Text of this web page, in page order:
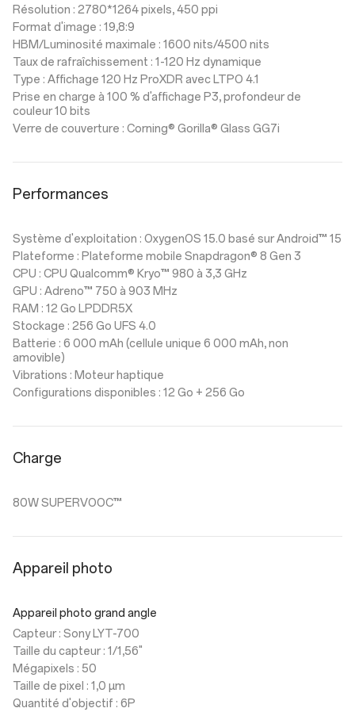
Résolution : 2780*1264 pixels, 450 ppi
Format d'image : 19,8:9
HBM/Luminosité maximale : 1600 nits/4500 nits
Taux de rafraîchissement : 1-120 Hz dynamique
Type : Affichage 120 Hz ProXDR avec LTPO 4.1
Prise en charge à 100 % d'affichage P3, profondeur de
couleur 10 bits
Verre de couverture : Corning® Gorilla® Glass GG7i
Performances
Système d'exploitation : OxygenOS 15.0 basé sur Android™ 15
Plateforme : Plateforme mobile Snapdragon® 8 Gen 3
CPU : CPU Qualcomm® Kryo™ 980 à 3,3 GHz
GPU : Adreno™ 750 à 903 MHz
RAM : 12 Go LPDDR5X
Stockage : 256 Go UFS 4.0
Batterie : 6 000 mAh (cellule unique 6 000 mAh, non
amovible)
Vibrations : Moteur haptique
Configurations disponibles : 12 Go + 256 Go
Charge
80W SUPERVOOC™
Appareil photo
Appareil photo grand angle
Capteur : Sony LYT-700
Taille du capteur : 1/1,56"
Mégapixels : 50
Taille de pixel : 1,0 µm
Quantité d'objectif : 6P